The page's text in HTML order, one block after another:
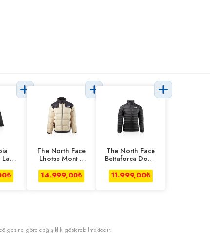
₺
The North Face
Lhotse Mont L
14.999,00₺
The North Face
Bettaforca Down
11.999,00₺
göre değişiklik gösterebilmektedir.